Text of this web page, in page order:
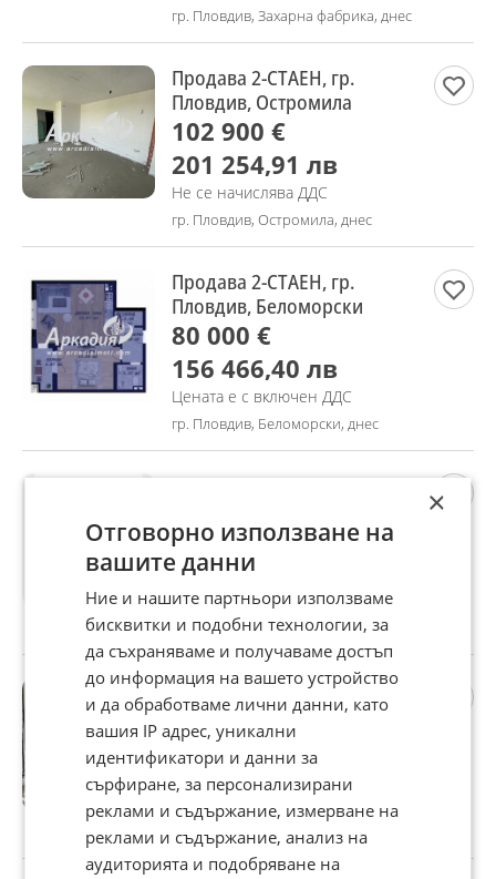
гр. Пловдив, Захарна фабрика, днес
Продава 2-СТАЕН, гр.
Пловдив, Остромила
102 900 €
201 254,91 лв
Не се начислява ДДС
гр. Пловдив, Остромила, днес
Продава 2-СТАЕН, гр.
Пловдив, Беломорски
80 000 €
156 466,40 лв
Цената е с включен ДДС
гр. Пловдив, Беломорски, днес
Продава 2-СТАЕН, гр.
121 000 €
236 655,43 лв
Цената е с включен ДДС
гр. Пловдив, Беломорски, днес
Продава 2-СТАЕН, гр.
Пловдив, Въстанически
117 000 €
228 832,11 лв
Цената е с включен ДДС
гр. Пловдив, Въстанически, днес
×
Отговорно използване на
вашите данни
Ние и нашите партньори използваме
бисквитки и подобни технологии, за
да съхраняваме и получаваме достъп
до информация на вашето устройство
и да обработваме лични данни, като
вашия IP адрес, уникални
идентификатори и данни за
сърфиране, за персонализирани
реклами и съдържание, измерване на
реклами и съдържание, анализ на
аудиторията и подобряване на